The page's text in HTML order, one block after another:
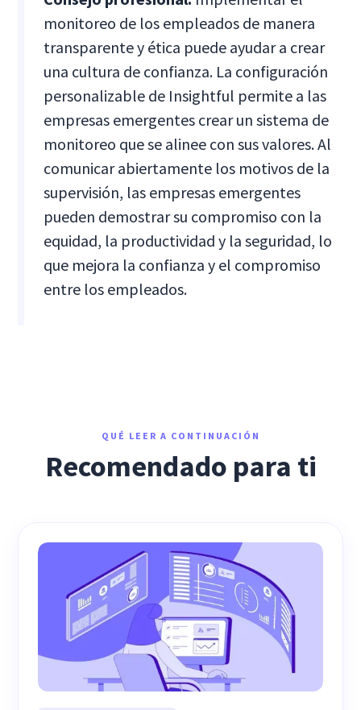
monitoreo de los empleados de manera
transparente y ética puede ayudar a crear
una cultura de confianza. La configuración
personalizable de Insightful permite a las
empresas emergentes crear un sistema de
monitoreo que se alinee con sus valores. Al
comunicar abiertamente los motivos de la
supervisión, las empresas emergentes
pueden demostrar su compromiso con la
equidad, la productividad y la seguridad, lo
que mejora la confianza y el compromiso
entre los empleados.
QUÉ LEER A CONTINUACIÓN
Recomendado para ti